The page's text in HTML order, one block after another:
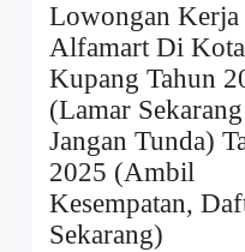
Lowongan
Alfamart Di Kota
Kupang Tahun
(Lamar
Jangan Tunda)
2025 (Ambil
Kesempatan,
Sekarang)